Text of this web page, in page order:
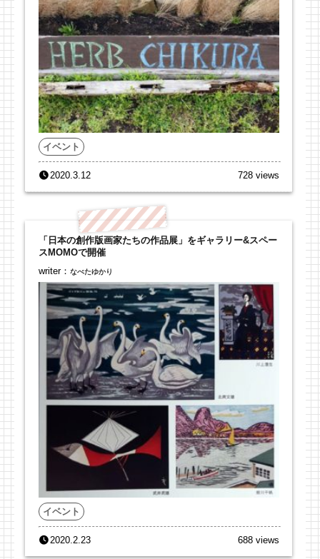
イベント
2020.3.12 728 views
「日本の創作版画家たちの作品展」をギャラリー&スペー
スMOMOで開催
writer： なべたゆかり
イベント
2020.2.23 688 views